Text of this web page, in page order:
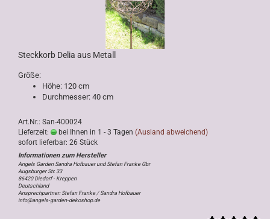
Steckkorb Delia aus Metall
Größe:
Höhe: 120 cm
Durchmesser: 40 cm
Art.Nr.: San-400024
Lieferzeit:
bei Ihnen in 1 - 3 Tagen (Ausland abweichend)
sofort lieferbar: 26 Stück
Angels Garden Sandra Hofbauer und Stefan Franke Gbr
Augsburger Str. 33
86420 Diedorf - Kreppen
Deutschland
Ansprechpartner: Stefan Franke / Sandra Hofbauer
info@angels-garden-dekoshop.de